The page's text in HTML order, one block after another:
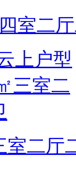
室二
室二厅